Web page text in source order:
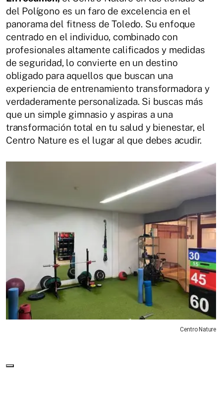
del Polígono es un faro de excelencia en el
panorama del fitness de Toledo. Su enfoque
centrado en el individuo, combinado con
profesionales altamente calificados y medidas
de seguridad, lo convierte en un destino
obligado para aquellos que buscan una
experiencia de entrenamiento transformadora y
verdaderamente personalizada. Si buscas más
que un simple gimnasio y aspiras a una
transformación total en tu salud y bienestar, el
Centro Nature es el lugar al que debes acudir.
Centro Nature